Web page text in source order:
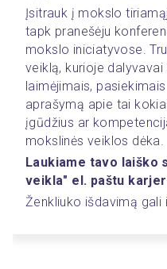
Įsitrauk į mokslo
tapk pranešėju
mokslo iniciatyvose.
veiklą, kurioje
laimėjimais,
aprašymą apie tai
įgūdžius ar
mokslinės veiklos dėka.
Laukiame tavo laiško
veikla" el. paštu
Ženkliuko išdavimą